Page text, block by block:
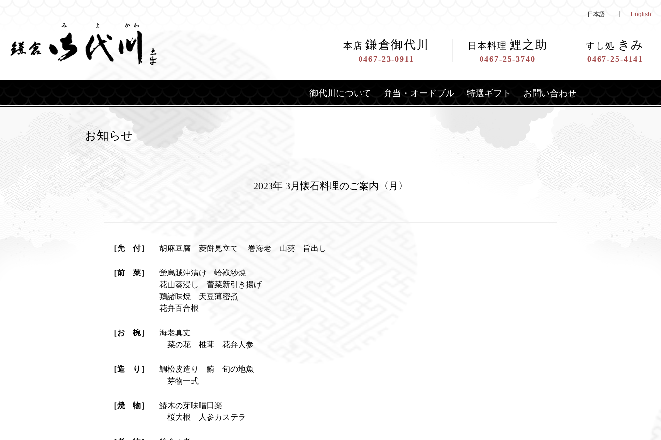
English
日本語
本店 鎌倉御代川
0467-23-0911
日本料理 鯉之助
0467-25-3740
すし処 きみ
0467-25-4141
御代川について 弁当・オードブル 特選ギフト お問い合わせ
お知らせ
2023年 3月懐石料理のご案内〈月〉
［先 付］ 胡麻豆腐 菱餅見立て 巻海老 山葵 旨出し
［前 菜］
蛍烏賊沖漬け 蛤袱紗焼
花山葵浸し 蕾菜新引き揚げ
鶏諸味焼 天豆薄密煮
花弁百合根
［お 椀］
海老真丈
菜の花 椎茸 花弁人参
［造 り］
鯛松皮造り 鮪 旬の地魚
芽物一式
［焼 物］
鰆木の芽味噌田楽
桜大根 人参カステラ